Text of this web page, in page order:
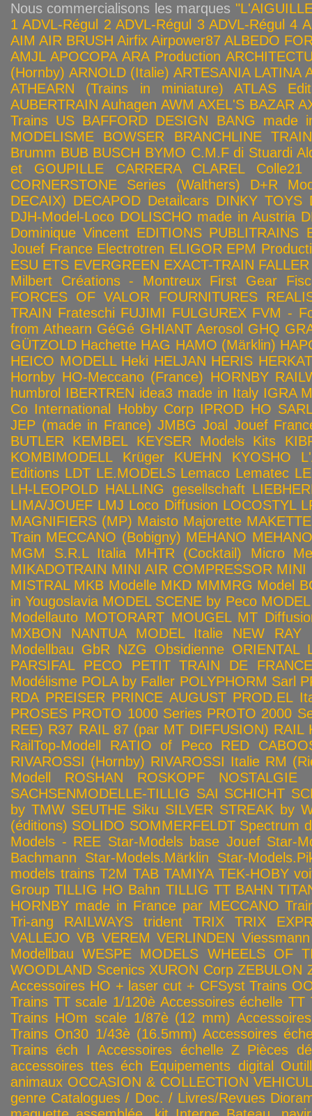
Nous commercialisons les marques
1 ADVL-Régul 2 ADVL-Régul 3 ADVL-Régul 4
AIM AIR BRUSH Airfix Airpower87 ALBEDO
AMJL APOCOPA ARA Production
(Hornby) ARNOLD (Italie) ARTESANIA LATINA
ATHEARN (Trains in miniature)
ATLAS
AUBERTRAIN Auhagen AWM AXEL'S BAZAR
Trains US BAFFORD DESIGN
BANG made
MODELISME
BOWSER
BRANCHLINE
Brumm BUB BUSCH BYMO C.M.F di Stuardi
et GOUPILLE
CARRERA CLAREL
Colle21
CORNERSTONE Series (Walthers)
D+R
DECAIX) DECAPOD Detailcars DINKY TOYS
DJH-Model-Loco DOLISCHO made in Austria
Dominique Vincent EDITIONS PUBLITRAINS
Jouef France Electrotren ELIGOR EPM
ESU ETS EVERGREEN EXACT-TRAIN FALLER
Milbert Créations - Montreux First Gear
FORCES OF VALOR
FOURNITURES
TRAIN Frateschi FUJIMI FULGUREX FVM -
from Athearn GéGé GHIANT Aerosol GHQ
GÜTZOLD Hachette HAG HAMO (Märklin)
HEICO MODELL Heki HELJAN HERIS HERKAT
Hornby HO-Meccano (France) HORNBY
humbrol IBERTREN idea3 made in Italy IGRA
Co International Hobby Corp IPROD HO
JEP (made in France) JMBG Joal Jouef
BUTLER
KEMBEL KEYSER Models Kits
KOMBIMODELL
Krüger KUEHN KYOSHO
Editions LDT LE.MODELS Lemaco Lematec
LH-LEOPOLD HALLING gesellschaft
LIMA/JOUEF LMJ Loco Diffusion LOCOSTYL
MAGNIFIERS (MP) Maisto Majorette MAKETTE
Train MECCANO (Bobigny) MEHANO
MGM S.R.L Italia
MHTR (Cocktail)
Micro
MIKADOTRAIN MINI AIR COMPRESSOR MINI
MISTRAL MKB Modelle MKD MMMRG Model
in Yougoslavia MODEL SCENE by Peco
Modellauto MOTORART MOUGEL MT
MXBON
NANTUA MODEL Italie NEW RAY
Modellbau GbR NZG Obsidienne ORIENTAL
PARSIFAL
PECO
PETIT TRAIN DE FRANCE
Modélisme POLA by Faller POLYPHORM Sarl
RDA PREISER PRINCE AUGUST PROD.EL
PROSES PROTO 1000 Series PROTO 2000
REE) R37 RAIL 87 (par MT DIFFUSION) RAIL
RailTop-Modell
RATIO of Peco
RED
RIVAROSSI (Hornby) RIVAROSSI Italie RM
Modell
ROSHAN ROSKOPF NOSTALGIE
SACHSENMODELLE-TILLIG SAI SCHICHT
by TMW SEUTHE Siku SILVER STREAK by
(éditions) SOLIDO SOMMERFELDT Spectrum
Models - REE Star-Models base Jouef Star-
Bachmann
Star-Models.Märklin
Star-
models trains T2M TAB TAMIYA TEK-HOBY
Group TILLIG HO Bahn TILLIG TT BAHN
HORNBY made in France par MECCANO
Tri-ang RAILWAYS
trident TRIX
TRIX
VALLEJO VB VEREM VERLINDEN Viessmann
Modellbau WESPE MODELS WHEELS OF
WOODLAND Scenics XURON Corp ZEBULON
Accessoires HO + laser cut + CFSyst Trains
Trains TT scale 1/120è Accessoires échelle TT
Trains HOm scale 1/87è (12 mm)
Trains On30 1/43è (16.5mm) Accessoires
Trains éch I Accessoires échelle Z Pièces
accessoires ttes éch Equipements digital
animaux OCCASION & COLLECTION
genre Catalogues / Doc. / Livres/Revues